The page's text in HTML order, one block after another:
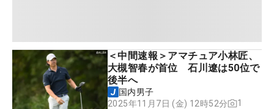
＜中間速報＞アマチュア小林匠、
大槻智春が首位 石川遼は50位で
後半へ
国内男子
2025年11月7日 (金) 12時52分
1